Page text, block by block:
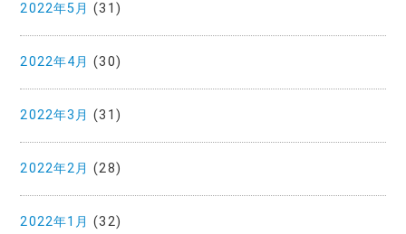
2022年5月 (31)
2022年4月 (30)
2022年3月 (31)
2022年2月 (28)
2022年1月 (32)